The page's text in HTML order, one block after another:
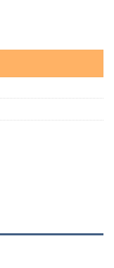
Kiaulytė Peppa